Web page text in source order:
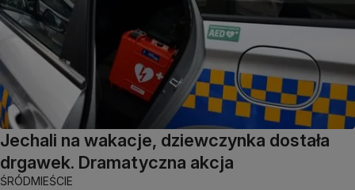
Jechali na wakacje, dziewczynka dostała
drgawek. Dramatyczna akcja
ŚRÓDMIEŚCIE